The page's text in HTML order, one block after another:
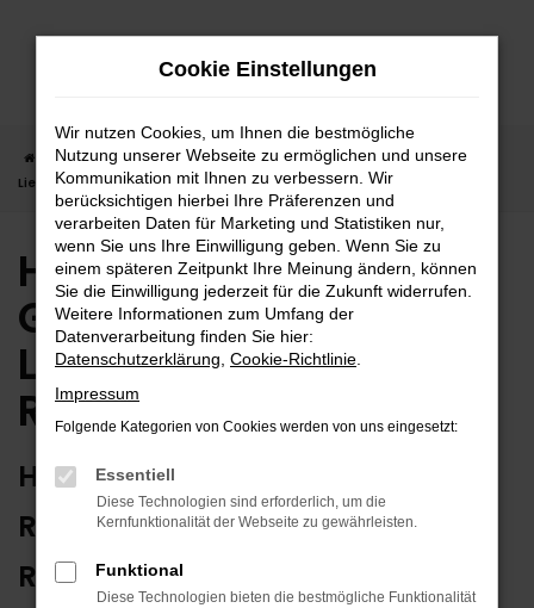
Zum
Startseite Reutlingen Hyundai
Hyundai Gebrauchtwagen |
Lieferservice nach Reutlingen
Hyundai
Gebrauchtwagen |
Lieferservice nach
Reutlingen
HYUNDAI GEBRAUCHTWAGEN:
RUNDUM ZUVERLÄSSIG IN
REUTLINGEN UNTERWEGS
Cookie Einstellungen
Wir nutzen Cookies, um Ihnen die bestmögliche
Nutzung unserer Webseite zu ermöglichen und unsere
Kommunikation mit Ihnen zu verbessern. Wir
berücksichtigen hierbei Ihre Präferenzen und
verarbeiten Daten für Marketing und Statistiken nur,
wenn Sie uns Ihre Einwilligung geben. Wenn Sie zu
einem späteren Zeitpunkt Ihre Meinung ändern, können
Sie die Einwilligung jederzeit für die Zukunft widerrufen.
Weitere Informationen zum Umfang der
Datenverarbeitung finden Sie hier:
Datenschutzerklärung Cookie-Richtlinie
Impressum
Folgende Kategorien von Cookies werden von uns eingesetzt:
Essentiell
Diese Technologien sind erforderlich, um die
Kernfunktionalität der Webseite zu gewährleisten.
Funktional
Diese Technologien bieten die bestmögliche Funktionalität